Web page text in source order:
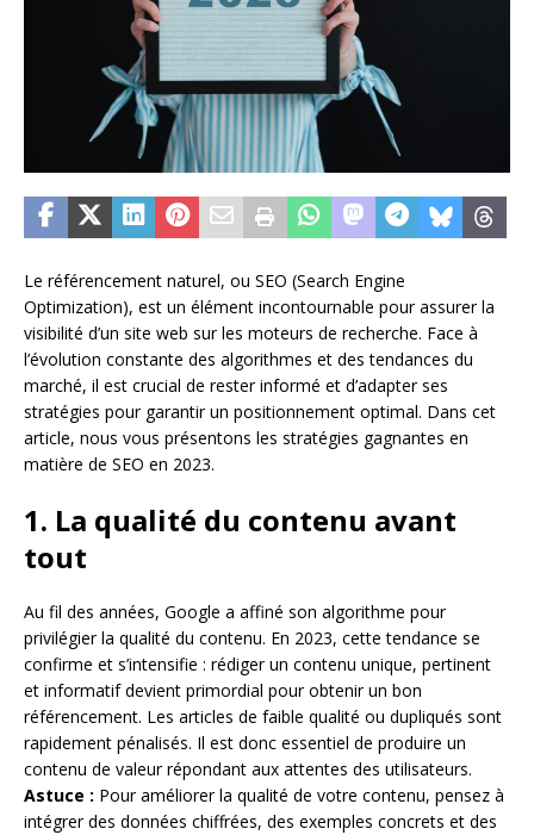
Le référencement naturel, ou SEO (Search Engine
Optimization), est un élément incontournable pour assurer la
visibilité d’un site web sur les moteurs de recherche. Face à
l’évolution constante des algorithmes et des tendances du
marché, il est crucial de rester informé et d’adapter ses
stratégies pour garantir un positionnement optimal. Dans cet
article, nous vous présentons les stratégies gagnantes en
matière de SEO en 2023.
1. La qualité du contenu avant
tout
Au fil des années, Google a affiné son algorithme pour
privilégier la qualité du contenu. En 2023, cette tendance se
confirme et s’intensifie : rédiger un contenu unique, pertinent
et informatif devient primordial pour obtenir un bon
référencement. Les articles de faible qualité ou dupliqués sont
rapidement pénalisés. Il est donc essentiel de produire un
contenu de valeur répondant aux attentes des utilisateurs.
Astuce : Pour améliorer la qualité de votre contenu, pensez à
intégrer des données chiffrées, des exemples concrets et des